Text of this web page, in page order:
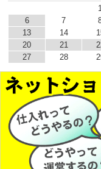
6
7
13
14
20
21
27
28